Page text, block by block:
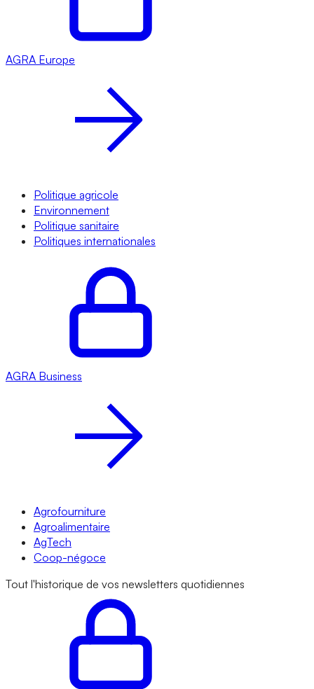
AGRA Europe
Politique agricole
Environnement
Politique sanitaire
Politiques internationales
AGRA Business
Agrofourniture
Agroalimentaire
AgTech
Coop-négoce
Tout l'historique de vos newsletters quotidiennes